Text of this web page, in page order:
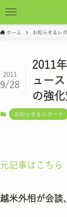
ホーム お知らせ＆レ
2011
ュー
の強化
2011
9/28
お知らせ＆レポート
元記事はこちら
越米外相が会談